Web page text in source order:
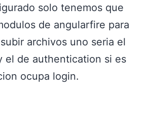
solo tenemos que
de angularfire para
archivos uno seria el
el de authentication si es
ocupa login.